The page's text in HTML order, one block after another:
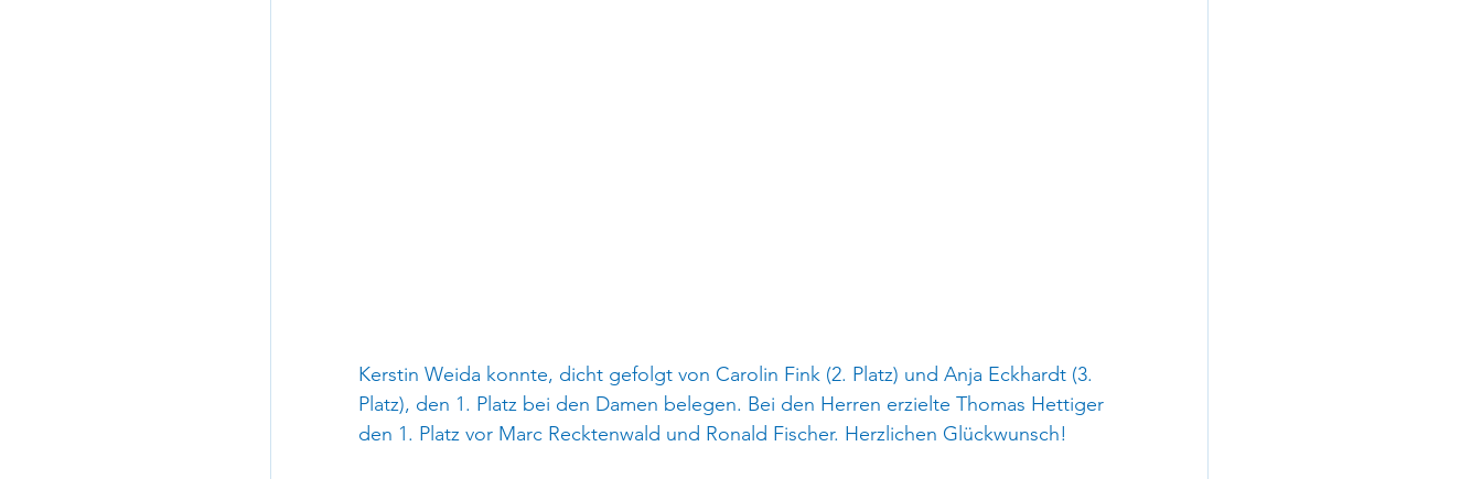
Kerstin Weida konnte, dicht gefolgt von Carolin Fink (2. Platz) und Anja Eckhardt (3.
Platz), den 1. Platz bei den Damen belegen. Bei den Herren erzielte Thomas Hettiger
den 1. Platz vor Marc Recktenwald und Ronald Fischer. Herzlichen Glückwunsch!